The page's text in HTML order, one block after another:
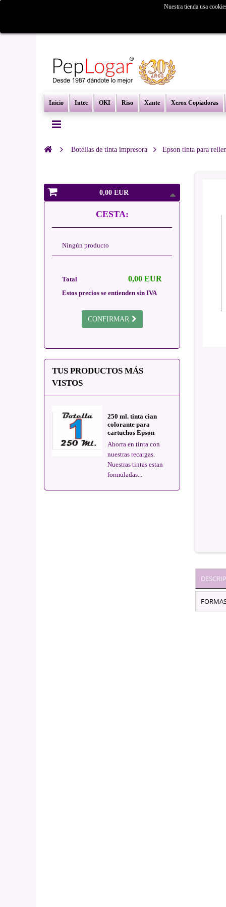
Inicio Intec OKI Riso Xante Xerox Copiadoras
Nuestra tienda usa
Botellas de tinta impresora Epson tinta para
0,00 EUR
CESTA:
Ningún producto
0,00 EUR
Total
Estos precios se entienden sin IVA
CONFIRMAR
TUS PRODUCTOS MÁS
VISTOS
250 ml. tinta cian
colorante para
cartuchos Epson
Ahorra en tinta con
nuestras recargas.
Nuestras tintas estan
formuladas...